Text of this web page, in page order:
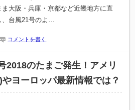
ま大阪・兵庫・京都など近畿地方に直
、台風21号のよ…
コメントを書く
2018のたまご発生！アメリ
やヨーロッパ最新情報では？